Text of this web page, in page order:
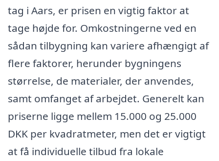
tag i Aars, er prisen en vigtig faktor at
tage højde for. Omkostningerne ved en
sådan tilbygning kan variere afhængigt af
flere faktorer, herunder bygningens
størrelse, de materialer, der anvendes,
samt omfanget af arbejdet. Generelt kan
priserne ligge mellem 15.000 og 25.000
DKK per kvadratmeter, men det er vigtigt
at få individuelle tilbud fra lokale